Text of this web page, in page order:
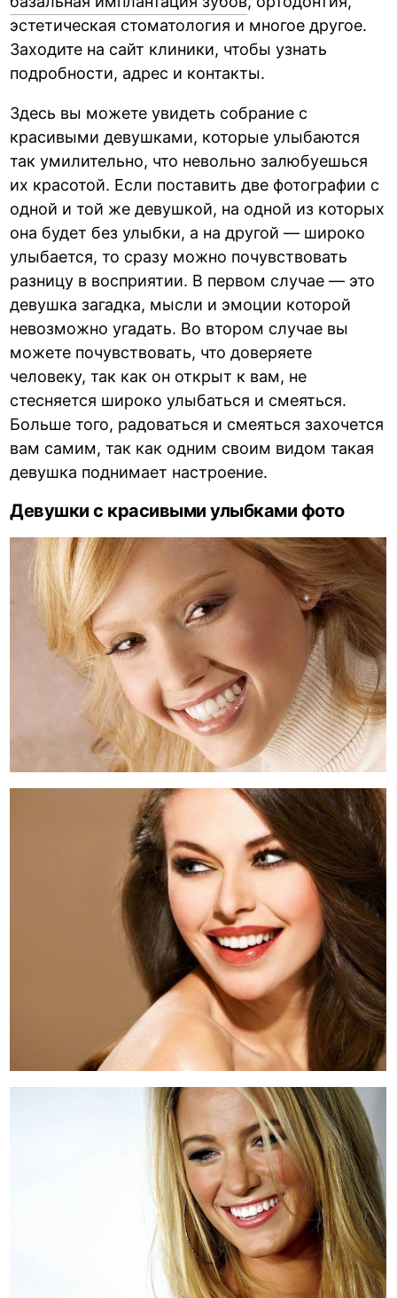
эстетическая стоматология и многое другое.
Заходите на сайт клиники, чтобы узнать
подробности, адрес и контакты.
Здесь вы можете увидеть собрание с
красивыми девушками, которые улыбаются
так умилительно, что невольно залюбуешься
их красотой. Если поставить две фотографии с
одной и той же девушкой, на одной из которых
она будет без улыбки, а на другой — широко
улыбается, то сразу можно почувствовать
разницу в восприятии. В первом случае — это
девушка загадка, мысли и эмоции которой
невозможно угадать. Во втором случае вы
можете почувствовать, что доверяете
человеку, так как он открыт к вам, не
стесняется широко улыбаться и смеяться.
Больше того, радоваться и смеяться захочется
вам самим, так как одним своим видом такая
девушка поднимает настроение.
Девушки с красивыми улыбками фото